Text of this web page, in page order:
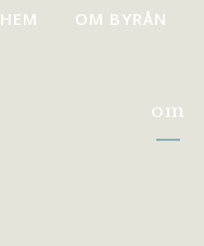
HEM OM BYRÅN
om